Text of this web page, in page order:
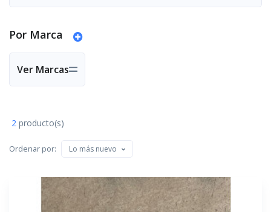
Por Marca
Ver Marcas
2 producto(s)
Ordenar por: Lo más nuevo